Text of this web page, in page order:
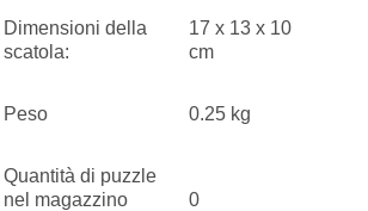
Dimensioni della
scatola:
17 x 13 x 10
cm
Peso 0.25 kg
Quantità di puzzle
nel magazzino
0